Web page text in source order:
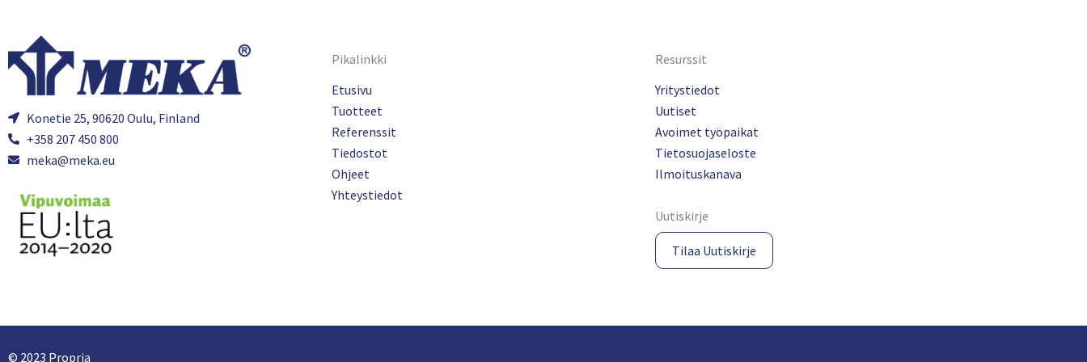
Konetie 25, 90620 Oulu, Finland
+358 207 450 800
meka@meka.eu
Pikalinkki
Etusivu
Tuotteet
Referenssit
Tiedostot
Ohjeet
Yhteystiedot
Resurssit
Yritystiedot
Uutiset
Avoimet työpaikat
Tietosuojaseloste
Ilmoituskanava
Uutiskirje
Tilaa Uutiskirje​
© 2023 Propria